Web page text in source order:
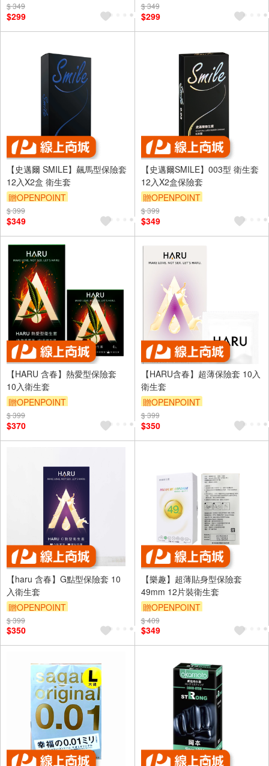
$ 349
$299
$ 349
$299
【史邁爾 SMILE】飆馬型保險套
12入X2盒 衛生套
贈OPENPOINT
$ 399
$349
【史邁爾SMILE】003型 衛生套
12入X2盒保險套
贈OPENPOINT
$ 399
$349
【HARU 含春】熱愛型保險套
10入衛生套
贈OPENPOINT
$ 399
$370
【HARU含春】超薄保險套 10入
衛生套
贈OPENPOINT
$ 399
$350
【haru 含春】G點型保險套 10
入衛生套
贈OPENPOINT
$ 399
$350
【樂趣】超薄貼身型保險套
49mm 12片裝衛生套
贈OPENPOINT
$ 409
$349